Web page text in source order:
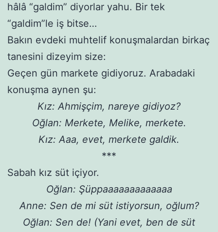
hâlâ “galdim” diyorlar yahu. Bir tek
“galdim”le iş bitse…
Bakın evdeki muhtelif konuşmalardan birkaç
tanesini dizeyim size:
Geçen gün markete gidiyoruz. Arabadaki
konuşma aynen şu:
Kız: Ahmişçim, nareye gidiyoz?
Oğlan: Merkete, Melike, merkete.
Kız: Aaa, evet, merkete galdik.
***
Sabah kız süt içiyor.
Oğlan: Şüppaaaaaaaaaaaaa
Anne: Sen de mi süt istiyorsun, oğlum?
Oğlan: Sen de! (Yani evet, ben de süt